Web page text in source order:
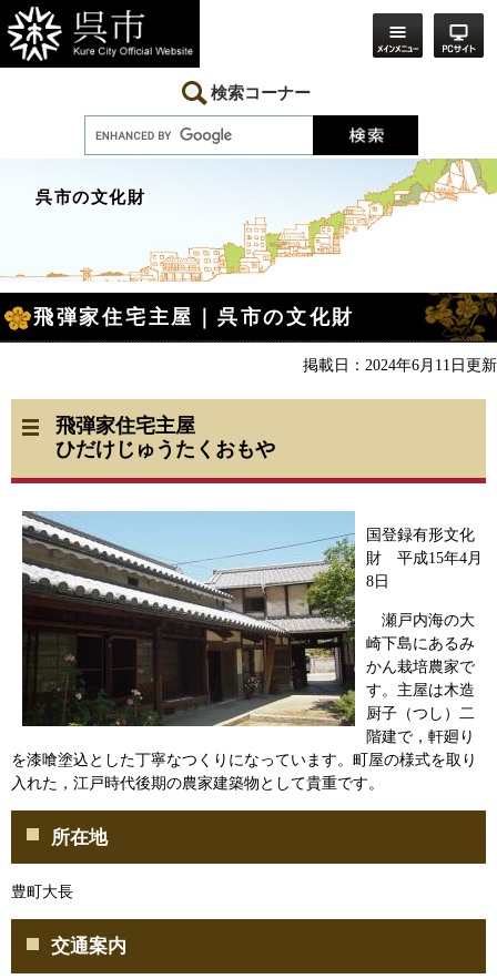
ー
ジ
の
ニ
ュ
ー
検索コーナー
呉市の文化財
文
飛弾家住宅主屋｜呉市の文化財
掲載日：2024年6月11日更新
飛弾家住宅主屋
ひだけじゅうたくおもや
国登録有形文化
財 平成15年4月
8日
瀬戸内海の大
崎下島にあるみ
かん栽培農家で
す。主屋は木造
厨子（つし）二
階建で，軒廻り
を漆喰塗込とした丁寧なつくりになっています。町屋の様式を取り
入れた，江戸時代後期の農家建築物として貴重です。
所在地
豊町大長
交通案内